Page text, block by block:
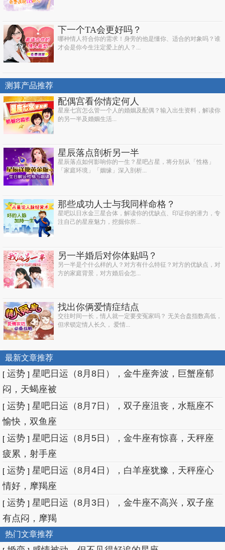
下一个TA会更好吗？
哪种情人符合你的需求！身旁的他是懂你、适合的对象吗？谁
才会是你今生注定爱上的人？...
测算产品推荐
配偶宫看你情定何人
星座七宫怎么管一个人的婚姻及配偶？输入出生资料，解读你
的另一半及婚姻生活...
星辰落点剖析另一半
星辰落点如何影响你的一生？星吧占星，将分别从「性格」
「家庭环境」「姻缘」深入剖析...
那些成功人士与我同样命格？
星吧以日水金三星合体，解读你的优缺点、印证你的潜力，专
注自己的星座魅力，挖掘你所...
另一半婚后对你体贴吗？
另一半是个什么样的人？对方有什么特征？对方的优缺点，对
方的家庭背景，对方婚后会怎...
找出你俩爱情症结点
交往时间一长，情人就一定要变冤家吗？ 无关合盘指数高低，
但求锁定情人长久， 爱情...
最新文章推荐
[ 运势 ] 星吧日运（8月8日），金牛座奔波，巨蟹座郁
闷，天蝎座被
[ 运势 ] 星吧日运（8月7日），双子座沮丧，水瓶座不
愉快，双鱼座
[ 运势 ] 星吧日运（8月5日），金牛座有惊喜，天秤座
疲累，射手座
[ 运势 ] 星吧日运（8月4日），白羊座犹豫，天秤座心
情好，摩羯座
[ 运势 ] 星吧日运（8月3日），金牛座不高兴，双子座
有点闷，摩羯
热门文章推荐